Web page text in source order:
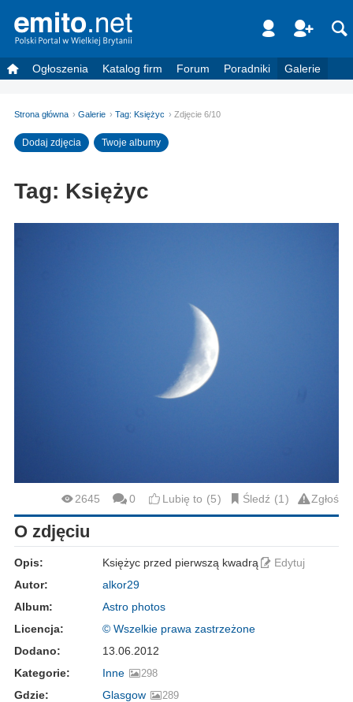
Ogłoszenia Katalog firm Forum Poradniki Galerie
Strona główna Galerie Tag: Księżyc Zdjęcie 6/10
Dodaj zdjęcia Twoje albumy
Tag: Księżyc
2645 0 Lubię to 5 Śledź 1 Zgłoś
O zdjęciu
Opis: Księżyc przed pierwszą kwadrą
Edytuj
Autor:
alkor29
Album:
Astro photos
Licencja:
© Wszelkie prawa zastrzeżone
Dodano:
13.06.2012
Kategorie:
Inne 298
Gdzie: Glasgow 289